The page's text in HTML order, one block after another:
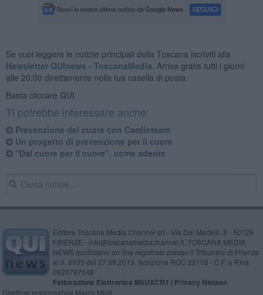
Se vuoi leggere le notizie principali della Toscana iscriviti alla
Newsletter QUInews - ToscanaMedia. Arriva gratis tutti i giorni
alle 20:00 direttamente nella tua casella di posta.
Basta cliccare QUI
Ti potrebbe interessare anche:
Prevenzione del cuore con Cardioteam
Un progetto di prevenzione per il cuore
"Dal cuore per il cuore", come aderire
Editore Toscana Media Channel srl - Via Dei Martelli, 8 - 50129
FIRENZE - info@toscanamediachannel.it. TOSCANA MEDIA
NEWS quotidiano on line registrato presso il Tribunale di Firenze
al n. 5935 del 27.09.2013. Iscrizione ROC 22105 - C.F. e P.Iva
0620787048
Fatturazione Elettronica M5UXCR1 | Privacy Nielsen
Direttore responsabile Marco Migli